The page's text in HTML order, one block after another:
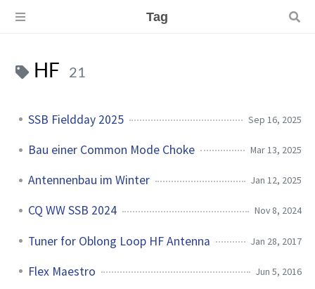
Tag
HF 21
SSB Fieldday 2025 Sep 16, 2025
Bau einer Common Mode Choke Mar 13, 2025
Antennenbau im Winter Jan 12, 2025
CQ WW SSB 2024 Nov 8, 2024
Tuner for Oblong Loop HF Antenna Jan 28, 2017
Flex Maestro Jun 5, 2016